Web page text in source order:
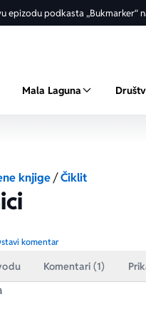
epizodu podkasta „Bukmarker“
Mala Laguna
knjige/Čiklit
5.0 od 5komentar
Komentari (1)